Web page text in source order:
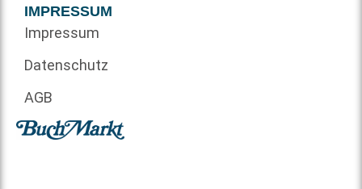
IMPRESSUM
Impressum
Datenschutz
AGB